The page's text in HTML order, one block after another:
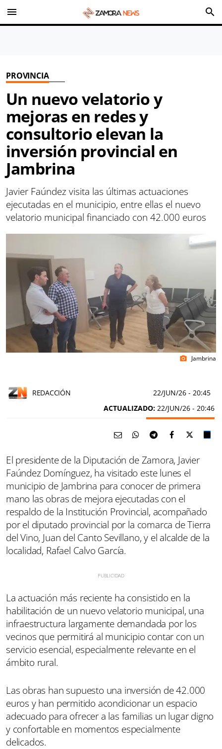
menu search
PROVINCIA
Un nuevo velatorio y
mejoras en redes y
consultorio elevan la
inversión provincial en
Jambrina
Javier Faúndez visita las últimas actuaciones
ejecutadas en el municipio, entre ellas el nuevo
velatorio municipal financiado con 42.000 euros
photo_camera Jambrina
REDACCIÓN 22/JUN/26 - 20:45
ACTUALIZADO: 22/JUN/26 - 20:46
El presidente de la Diputación de Zamora, Javier
Faúndez Domínguez, ha visitado este lunes el
municipio de Jambrina para conocer de primera
mano las obras de mejora ejecutadas con el
respaldo de la Institución Provincial, acompañado
por el diputado provincial por la comarca de Tierra
del Vino, Juan del Canto Sevillano, y el alcalde de la
localidad, Rafael Calvo García.
La actuación más reciente ha consistido en la
habilitación de un nuevo velatorio municipal, una
infraestructura largamente demandada por los
vecinos que permitirá al municipio contar con un
servicio esencial, especialmente relevante en el
ámbito rural.
Las obras han supuesto una inversión de 42.000
euros y han permitido acondicionar un espacio
adecuado para ofrecer a las familias un lugar digno
y confortable en momentos especialmente
delicados.